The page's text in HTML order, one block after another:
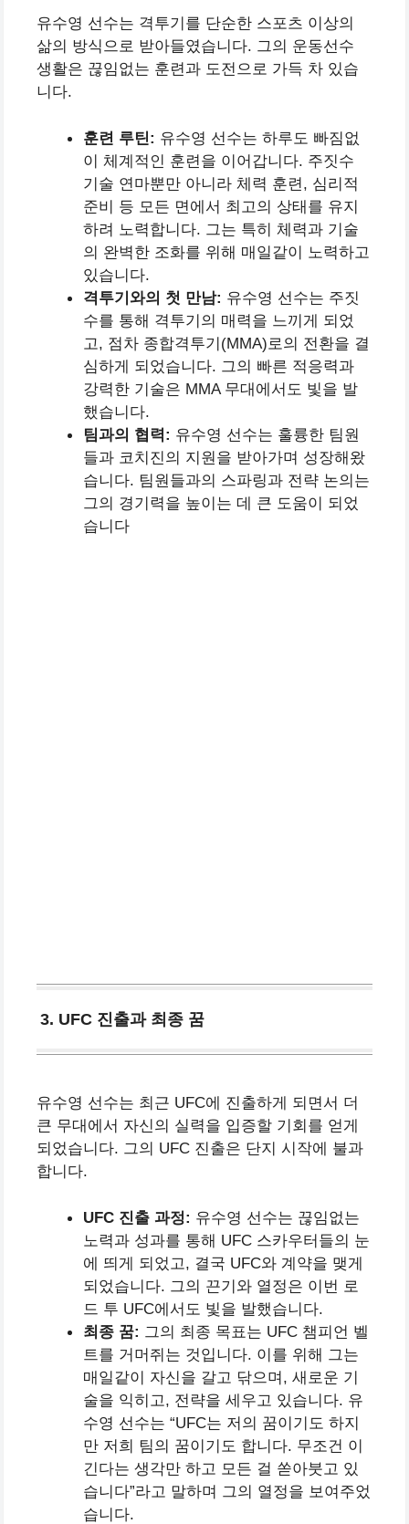
유수영 선수는 격투기를 단순한 스포츠 이상의
삶의 방식으로 받아들였습니다. 그의 운동선수
생활은 끊임없는 훈련과 도전으로 가득 차 있습
니다.
훈련 루틴: 유수영 선수는 하루도 빠짐없
이 체계적인 훈련을 이어갑니다. 주짓수
기술 연마뿐만 아니라 체력 훈련, 심리적
준비 등 모든 면에서 최고의 상태를 유지
하려 노력합니다. 그는 특히 체력과 기술
의 완벽한 조화를 위해 매일같이 노력하고
있습니다.
격투기와의 첫 만남: 유수영 선수는 주짓
수를 통해 격투기의 매력을 느끼게 되었
고, 점차 종합격투기(MMA)로의 전환을 결
심하게 되었습니다. 그의 빠른 적응력과
강력한 기술은 MMA 무대에서도 빛을 발
했습니다.
팀과의 협력: 유수영 선수는 훌륭한 팀원
들과 코치진의 지원을 받아가며 성장해왔
습니다. 팀원들과의 스파링과 전략 논의는
그의 경기력을 높이는 데 큰 도움이 되었
습니다​
3. UFC 진출과 최종 꿈
유수영 선수는 최근 UFC에 진출하게 되면서 더
큰 무대에서 자신의 실력을 입증할 기회를 얻게
되었습니다. 그의 UFC 진출은 단지 시작에 불과
합니다.
UFC 진출 과정: 유수영 선수는 끊임없는
노력과 성과를 통해 UFC 스카우터들의 눈
에 띄게 되었고, 결국 UFC와 계약을 맺게
되었습니다. 그의 끈기와 열정은 이번 로
드 투 UFC에서도 빛을 발했습니다.
최종 꿈: 그의 최종 목표는 UFC 챔피언 벨
트를 거머쥐는 것입니다. 이를 위해 그는
매일같이 자신을 갈고 닦으며, 새로운 기
술을 익히고, 전략을 세우고 있습니다. 유
수영 선수는 “UFC는 저의 꿈이기도 하지
만 저희 팀의 꿈이기도 합니다. 무조건 이
긴다는 생각만 하고 모든 걸 쏟아붓고 있
습니다”라고 말하며 그의 열정을 보여주었
습니다​.